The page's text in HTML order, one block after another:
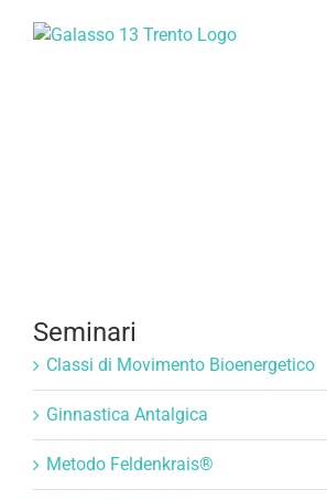
Seminari
Classi di Movimento Bioenergetico
Ginnastica Antalgica
Metodo Feldenkrais®